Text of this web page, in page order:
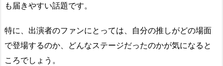
も届きやすい話題です。
特に、出演者のファンにとっては、自分の推しがどの場面
で登場するのか、どんなステージだったのかが気になると
ころでしょう。